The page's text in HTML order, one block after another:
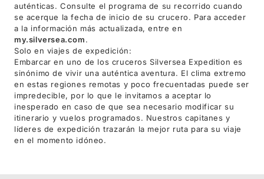
auténticas. Consulte el programa de su recorrido cuando
se acerque la fecha de inicio de su crucero. Para acceder
a la información más actualizada, entre en
my.silversea.com.
Solo en viajes de expedición:
Embarcar en uno de los cruceros Silversea Expedition es
sinónimo de vivir una auténtica aventura. El clima extremo
en estas regiones remotas y poco frecuentadas puede ser
impredecible, por lo que le invitamos a aceptar lo
inesperado en caso de que sea necesario modificar su
itinerario y vuelos programados. Nuestros capitanes y
líderes de expedición trazarán la mejor ruta para su viaje
en el momento idóneo.